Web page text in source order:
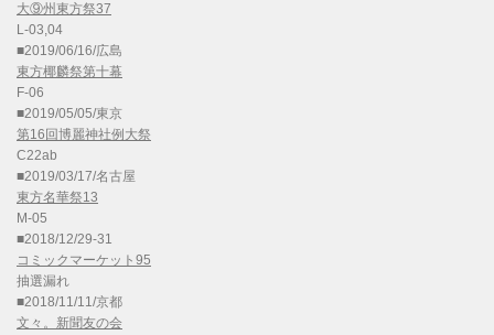
大⑨州東方祭37
L-03,04
■2019/06/16/広島
東方椰麟祭第十幕
F-06
■2019/05/05/東京
第16回博麗神社例大祭
C22ab
■2019/03/17/名古屋
東方名華祭13
M-05
■2018/12/29-31
コミックマーケット95
抽選漏れ
■2018/11/11/京都
文々。新聞友の会